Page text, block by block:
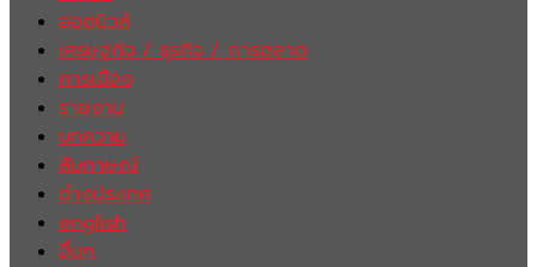
ฮอตนิวส์
เศรษฐกิจ / ธุรกิจ / การตลาด
การเมือง
รายงาน
บทความ
สัมภาษณ์
ต่างประเทศ
english
อื่นๆ